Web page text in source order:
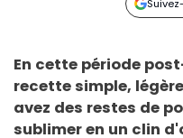
En cette période
recette simple,
avez des restes de
sublimer en un clin